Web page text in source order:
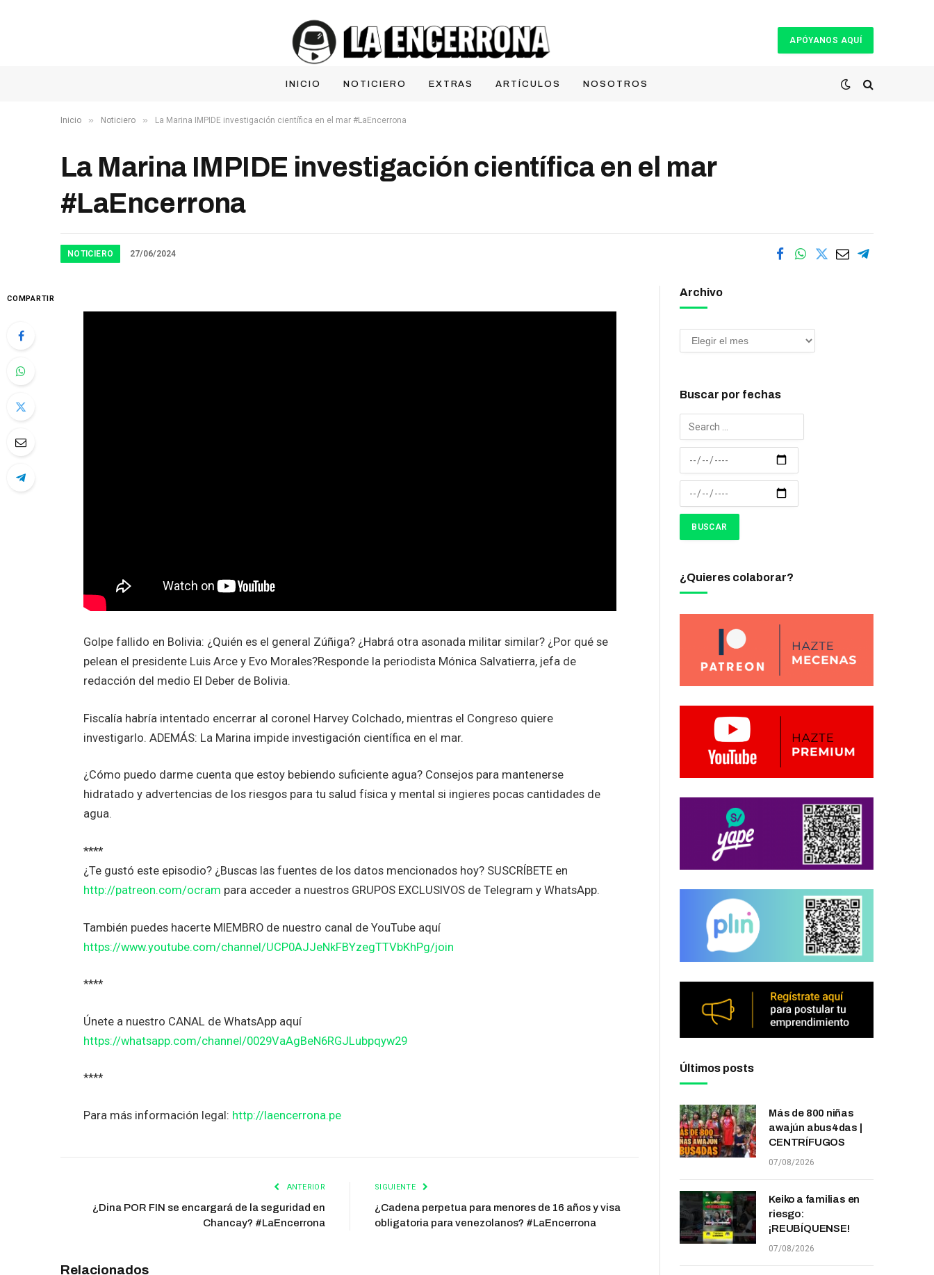
APÓYANOS AQUÍ
INICIO NOTICIERO EXTRAS ARTÍCULOS NOSOTROS
Inicio » Noticiero » La Marina IMPIDE investigación científica en el mar #LaEncerrona
La Marina IMPIDE investigación científica en el mar
#LaEncerrona
NOTICIERO 27/06/2024
COMPARTIR
Golpe fallido en Bolivia: ¿Quién es el general Zúñiga? ¿Habrá otra asonada militar similar? ¿Por qué se
pelean el presidente Luis Arce y Evo Morales?Responde la periodista Mónica Salvatierra, jefa de
redacción del medio El Deber de Bolivia.
Fiscalía habría intentado encerrar al coronel Harvey Colchado, mientras el Congreso quiere
investigarlo. ADEMÁS: La Marina impide investigación científica en el mar.
¿Cómo puedo darme cuenta que estoy bebiendo suficiente agua? Consejos para mantenerse
hidratado y advertencias de los riesgos para tu salud física y mental si ingieres pocas cantidades de
agua.
****
¿Te gustó este episodio? ¿Buscas las fuentes de los datos mencionados hoy? SUSCRÍBETE en
http://patreon.com/ocram para acceder a nuestros GRUPOS EXCLUSIVOS de Telegram y WhatsApp.
También puedes hacerte MIEMBRO de nuestro canal de YouTube aquí
https://www.youtube.com/channel/UCP0AJJeNkFBYzegTTVbKhPg/join
****
Únete a nuestro CANAL de WhatsApp aquí
https://whatsapp.com/channel/0029VaAgBeN6RGJLubpqyw29
****
Para más información legal: http://laencerrona.pe
ANTERIOR
¿Dina POR FIN se encargará de la seguridad en
Chancay? #LaEncerrona
SIGUIENTE
¿Cadena perpetua para menores de 16 años y visa
obligatoria para venezolanos? #LaEncerrona
Relacionados
Archivo
Buscar por fechas
¿Quieres colaborar?
Últimos posts
Más de 800 niñas
awajún abus4das |
CENTRÍFUGOS
07/08/2026
Keiko a familias en
riesgo:
¡REUBÍQUENSE!
07/08/2026